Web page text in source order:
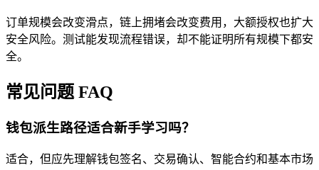
订单规模会改变滑点，链上拥堵会改变费用，大额授权也扩大
安全风险。测试能发现流程错误，却不能证明所有规模下都安
全。
常见问题 FAQ
钱包派生路径适合新手学习吗？
适合，但应先理解钱包签名、交易确认、智能合约和基本市场